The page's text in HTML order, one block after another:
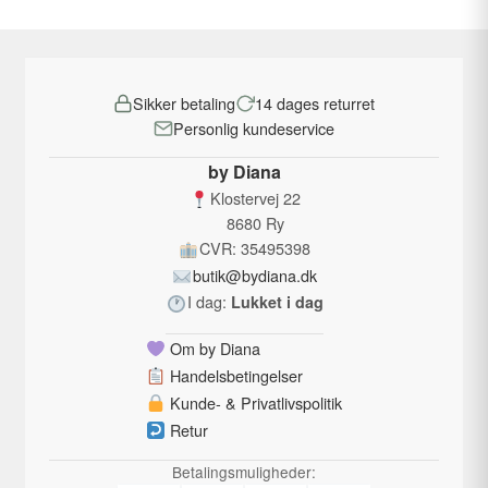
kan
vælges
på
varesiden
Sikker betaling
14 dages returret
Personlig kundeservice
by Diana
Klostervej 22
8680 Ry
CVR: 35495398
butik@bydiana.dk
I dag: Lukket i dag
Om by Diana
Handelsbetingelser
Kunde- & Privatlivspolitik
Retur
Betalingsmuligheder: